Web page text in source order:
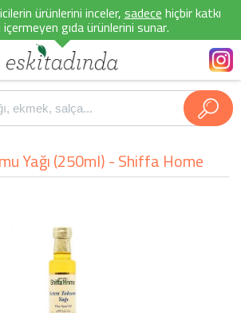
ürünlerini inceler,sadecehiçbir katkı
gıda ürünlerini sunar.
Yağı (250ml) - Shiffa Home